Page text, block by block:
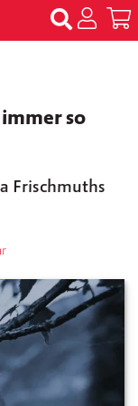
so
Frischmuths